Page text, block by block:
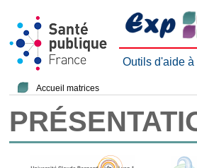
Outils d'aide
Accueil matrices